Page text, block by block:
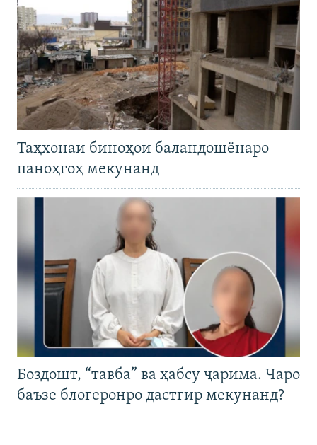
Таҳхонаи биноҳои баландошёнаро
паноҳгоҳ мекунанд
Боздошт, “тавба” ва ҳабсу ҷарима. Чаро
баъзе блогеронро дастгир мекунанд?